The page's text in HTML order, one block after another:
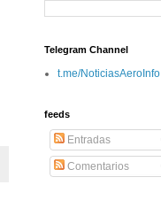
Telegram Channel
t.me/NoticiasAeroInfo
feeds
Entradas
Comentarios